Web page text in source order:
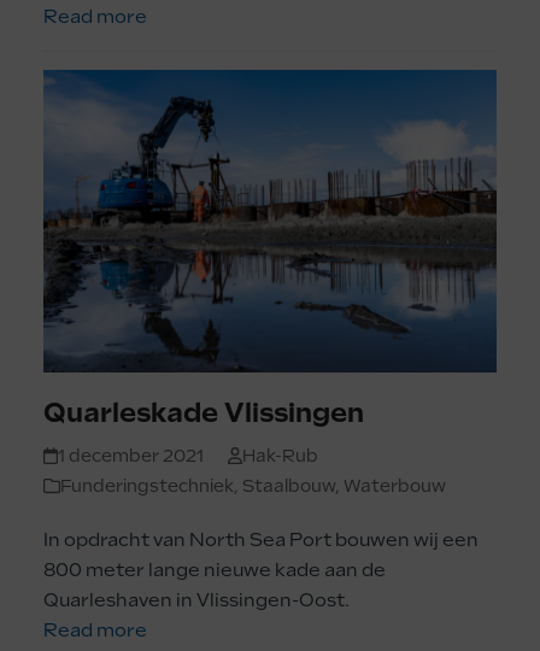
Read more
Quarleskade Vlissingen
1 december 2021
Hak-Rub
Funderingstechniek Staalbouw, Waterbouw
In opdracht van North Sea Port bouwen wij een
800 meter lange nieuwe kade aan de
Quarleshaven in Vlissingen-Oost.
Read more